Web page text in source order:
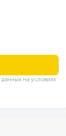
куда в
на условиях